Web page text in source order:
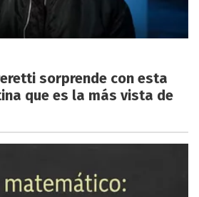
sorprende con esta
que es la más vista de